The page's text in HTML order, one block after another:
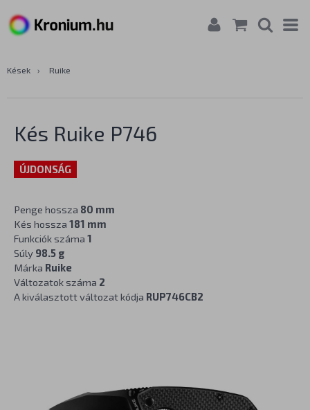
Kések › Ruike
Kés Ruike P746
ÚJDONSÁG
Penge hossza 80 mm
Kés hossza 181 mm
Funkciók száma 1
Súly 98.5 g
Márka Ruike
Változatok száma 2
A kiválasztott változat kódja RUP746CB2